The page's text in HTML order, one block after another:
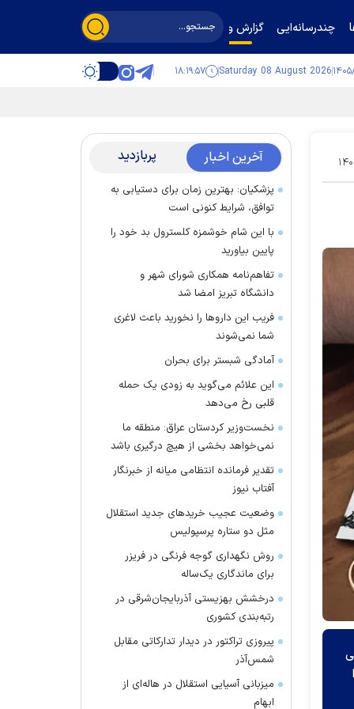
چندرسانه‌ایی گزارش و گفت‌وگو
Saturday 08 August 2026 ۱۸:۱۹:۵۸
۲۰ آخرین اخبار پربازدید
پزشکیان: بهترین زمان برای دستیابی به
توافق، شرایط کنونی است
با این شام خوشمزه کلسترول بد خود را
پایین بیاورید
تفاهم‌نامه همکاری شورای شهر و
دانشگاه تبریز امضا شد
فریب این دارو‌ها را نخورید باعث لاغری
شما نمی‌شوند
آمادگی شبستر برای بحران
این علائم می‌گوید به زودی یک حمله
قلبی رخ می‌دهد
نخست‌وزیر کردستان عراق: منطقه ما
نمی‌خواهد بخشی از هیچ درگیری باشد
تقدیر فرمانده انتظامی میانه از خبرنگار
آفتاب نیوز
وضعیت عجیب خرید‌های جدید استقلال
مثل دو ستاره پرسپولیس
روش نگهداری گوجه فرنگی در فریزر
برای ماندگاری یک‌ساله
درخشش بهزیستی آذربایجان‌شرقی در
رتبه‌بندی کشوری
پیروزی تراکتور در دیدار تدارکاتی مقابل
شمس‌آذر
میزبانی آسیایی استقلال در هاله‌ای از
ابهام